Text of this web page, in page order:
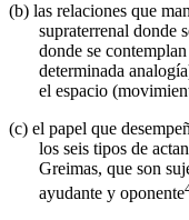
(b) las relaciones que
supraterrenal donde
donde se
determinada
el espacio
(c) el papel que
los seis tipos de
Greimas, que son
ayudante y oponente